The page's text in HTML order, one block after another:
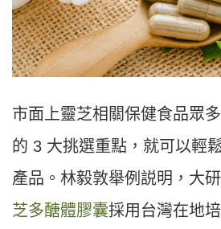
市面上靈芝相關保健食品眾
的 3 大挑選重點，就可以輕
產品。林毅敦舉例説明，大
芝多醣體膠囊採用台灣在地